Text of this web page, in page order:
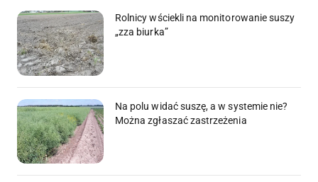
Rolnicy wściekli na monitorowanie suszy
„zza biurka”
Na polu widać suszę, a w systemie nie?
Można zgłaszać zastrzeżenia